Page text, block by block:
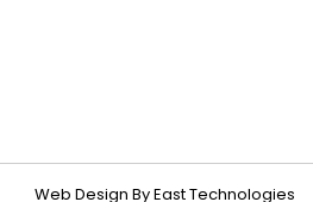
Web Design By East Technologies